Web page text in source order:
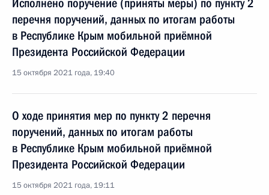
Исполнено поручение (приняты меры) по пункту 2
перечня поручений, данных по итогам работы
в Республике Крым мобильной приёмной
Президента Российской Федерации
15 октября 2021 года, 19:40
О ходе принятия мер по пункту 2 перечня
поручений, данных по итогам работы
в Республике Крым мобильной приёмной
Президента Российской Федерации
15 октября 2021 года, 19:11